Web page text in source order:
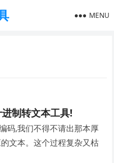
MENU
制转文本工具!
码,我们不得不请出那本厚
文本。这个过程复杂又枯